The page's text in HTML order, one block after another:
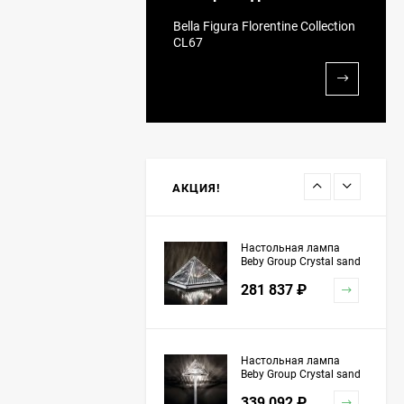
Bella Figura Florentine Collection
CL67
АКЦИЯ!
Люстра Beby Group
₽
Настольная лампа
Beby Group Crystal sand
281 837 ₽
Настольная лампа
Beby Group Crystal sand